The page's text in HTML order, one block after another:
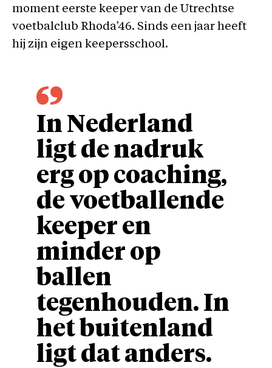
moment eerste keeper van de Utrechtse
voetbalclub Rhoda’46. Sinds een jaar heeft
hij zijn eigen keepersschool.
In Nederland
ligt de nadruk
erg op coaching,
de voetballende
keeper en
minder op
ballen
tegenhouden. In
het buitenland
ligt dat anders.